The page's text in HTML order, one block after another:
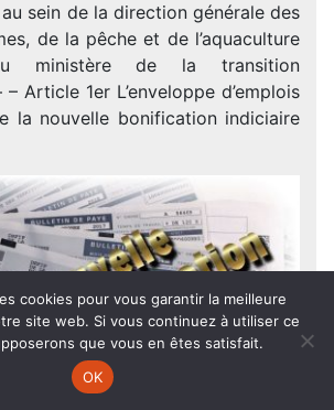
sein de la direction générale des
de la pêche et de l’aquaculture
ministère de la transition
Article 1er L’enveloppe d’emplois
la nouvelle bonification indiciaire
cookies pour vous garantir la meilleure
site web. Si vous continuez à utiliser ce
que vous en êtes satisfait.
OK